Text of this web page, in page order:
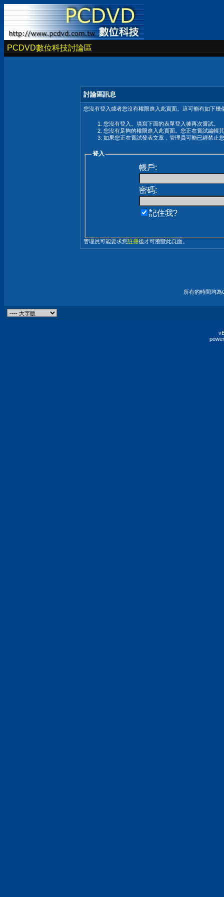
PCDVD數位科技討論區
討論區訊息
您沒有登入或者您沒有權限進入此頁面。這可能有如下幾
您沒有登入。填寫下面的表單登入後再次嘗試。
您沒有足夠的權限進入此頁面。您正在嘗試編輯
如果您正在嘗試發表文章，管理員可能已經禁止
登入
帳戶:
密碼:
記住我?
管理員可能要求您註冊後才可瀏覽此頁面。
所有的時間均為